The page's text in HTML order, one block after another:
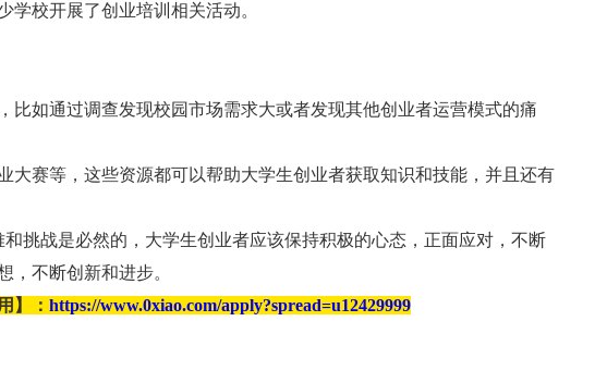
校开展了创业培训相关活动。
如通过调查发现校园市场需求大或者发现其他创业者运营模式的痛
赛等，这些资源都可以帮助大学生创业者获取知识和技能，并且还有
战是必然的，大学生创业者应该保持积极的心态，正面应对，不断
，不断创新和进步。
】： https://www.0xiao.com/apply?spread=u12429999